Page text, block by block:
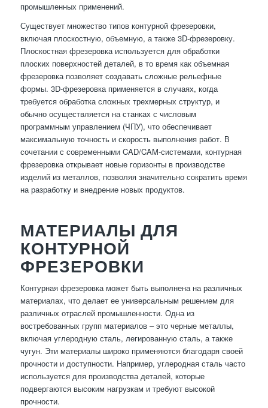
промышленных применений.
Существует множество типов контурной фрезеровки,
включая плоскостную, объемную, а также 3D-фрезеровку.
Плоскостная фрезеровка используется для обработки
плоских поверхностей деталей, в то время как объемная
фрезеровка позволяет создавать сложные рельефные
формы. 3D-фрезеровка применяется в случаях, когда
требуется обработка сложных трехмерных структур, и
обычно осуществляется на станках с числовым
программным управлением (ЧПУ), что обеспечивает
максимальную точность и скорость выполнения работ. В
сочетании с современными CAD/CAM-системами, контурная
фрезеровка открывает новые горизонты в производстве
изделий из металлов, позволяя значительно сократить время
на разработку и внедрение новых продуктов.
МАТЕРИАЛЫ ДЛЯ
КОНТУРНОЙ
ФРЕЗЕРОВКИ
Контурная фрезеровка может быть выполнена на различных
материалах, что делает ее универсальным решением для
различных отраслей промышленности. Одна из
востребованных групп материалов – это черные металлы,
включая углеродную сталь, легированную сталь, а также
чугун. Эти материалы широко применяются благодаря своей
прочности и доступности. Например, углеродная сталь часто
используется для производства деталей, которые
подвергаются высоким нагрузкам и требуют высокой
прочности.